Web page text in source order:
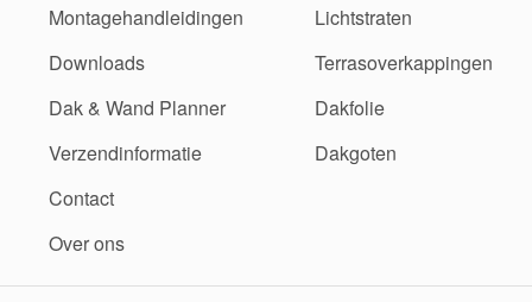
Montagehandleidingen
Downloads
Dak & Wand Planner
Verzendinformatie
Contact
Over ons
Lichtstraten
Terrasoverkappingen
Dakfolie
Dakgoten